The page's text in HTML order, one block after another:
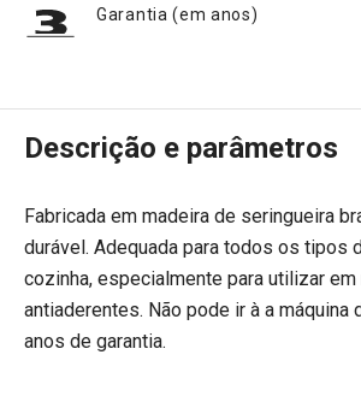
Garantia (em anos)
Descrição e parâmetros
Fabricada em madeira de seringueira
durável. Adequada para todos os tipos
cozinha, especialmente para utilizar
antiaderentes. Não pode ir à a máquina
anos de garantia.